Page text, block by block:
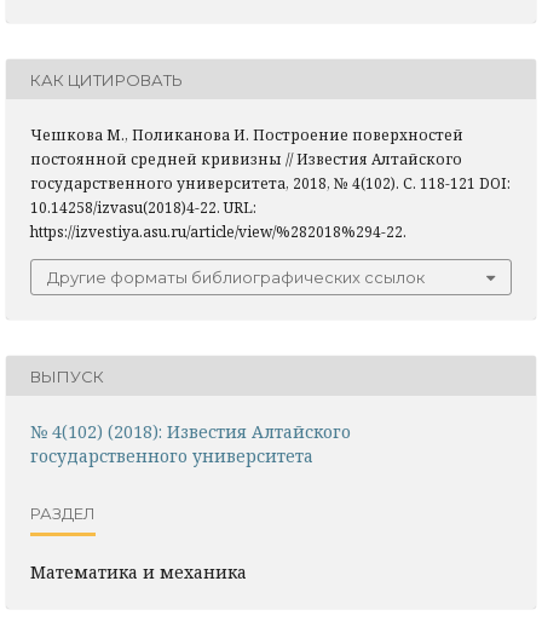
КАК ЦИТИРОВАТЬ
Чешкова М., Поликанова И. Построение поверхностей
постоянной средней кривизны // Известия Алтайского
государственного университета, 2018, № 4(102). С. 118-121 DOI:
10.14258/izvasu(2018)4-22. URL:
https://izvestiya.asu.ru/article/view/%282018%294-22.
Другие форматы библиографических ссылок
ВЫПУСК
№ 4(102) (2018): Известия Алтайского
государственного университета
РАЗДЕЛ
Математика и механика